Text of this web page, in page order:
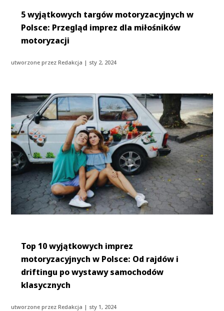
5 wyjątkowych targów motoryzacyjnych w
Polsce: Przegląd imprez dla miłośników
motoryzacji
utworzone przezRedakcja | sty 2, 2024
Top 10 wyjątkowych imprez
motoryzacyjnych w Polsce: Od rajdów i
driftingu po wystawy samochodów
klasycznych
utworzone przezRedakcja | sty 1, 2024